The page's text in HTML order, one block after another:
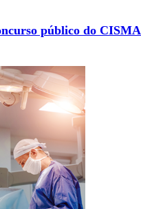
público do CISMA